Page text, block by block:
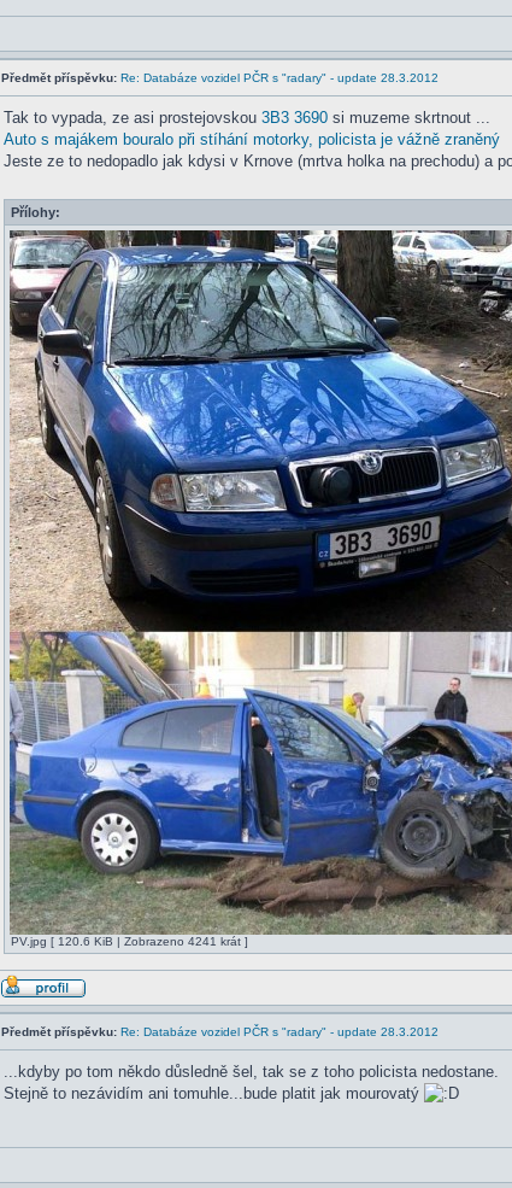
Předmět příspěvku: Re: Databáze vozidel PČR s "radary" - update 28.3.2012
Tak to vypada, ze asi prostejovskou 3B3 3690 si muzeme skrtnout ...
Auto s majákem bouralo při stíhání motorky, policista je vážně zraněný
Jeste ze to nedopadlo jak kdysi v Krnove (mrtva holka na prechodu) a
Přílohy:
PV.jpg [ 120.6 KiB | Zobrazeno 4241 krát ]
Předmět příspěvku: Re: Databáze vozidel PČR s "radary" - update 28.3.2012
...kdyby po tom někdo důsledně šel, tak se z toho policista nedostane.
Stejně to nezávidím ani tomuhle...bude platit jak mourovatý